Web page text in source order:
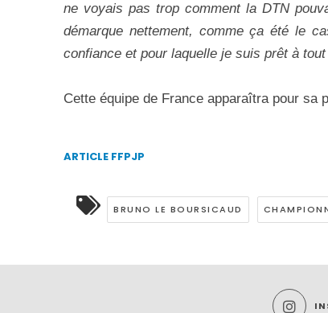
ne voyais pas trop comment la DTN
démarque nettement, comme ça été le
confiance et pour laquelle je suis prêt à
Cette équipe de France apparaîtra pour sa
ARTICLE FFPJP
BRUNO LE BOURSICAUD